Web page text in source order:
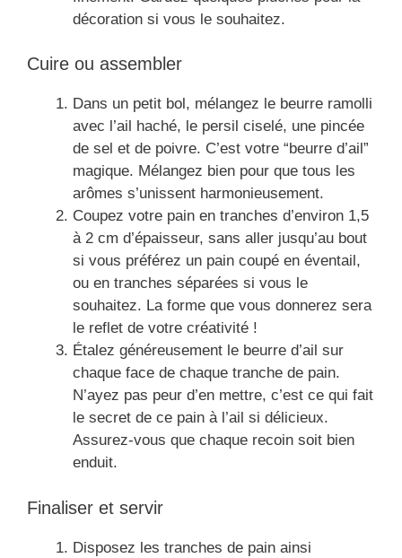
décoration si vous le souhaitez.
Cuire ou assembler
Dans un petit bol, mélangez le beurre ramolli
avec l’ail haché, le persil ciselé, une pincée
de sel et de poivre. C’est votre “beurre d’ail”
magique. Mélangez bien pour que tous les
arômes s’unissent harmonieusement.
Coupez votre pain en tranches d’environ 1,5
à 2 cm d’épaisseur, sans aller jusqu’au bout
si vous préférez un pain coupé en éventail,
ou en tranches séparées si vous le
souhaitez. La forme que vous donnerez sera
le reflet de votre créativité !
Étalez généreusement le beurre d’ail sur
chaque face de chaque tranche de pain.
N’ayez pas peur d’en mettre, c’est ce qui fait
le secret de ce pain à l’ail si délicieux.
Assurez-vous que chaque recoin soit bien
enduit.
Finaliser et servir
Disposez les tranches de pain ainsi